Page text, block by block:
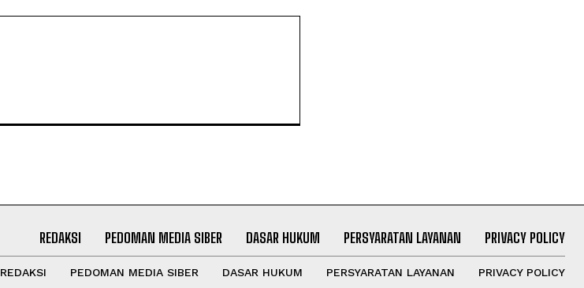
REDAKSI PEDOMAN MEDIA SIBER DASAR HUKUM PERSYARATAN LAYANAN PRIVACY POLICY
REDAKSI PEDOMAN MEDIA SIBER DASAR HUKUM PERSYARATAN LAYANAN PRIVACY POLICY